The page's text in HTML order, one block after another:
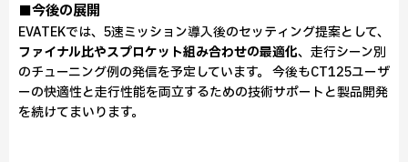
■今後の展開
EVATEKでは、5速ミッション導入後のセッティング提案として、
ファイナル比やスプロケット組み合わせの最適化、走行シーン別
のチューニング例の発信を予定しています。 今後もCT125ユーザ
ーの快適性と走行性能を両立するための技術サポートと製品開発
を続けてまいります。